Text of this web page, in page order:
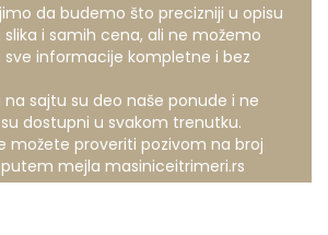
da budemo što precizniji u opisu
slika i samih cena, ali ne možemo
informacije kompletne i bez
na sajtu su deo naše ponude i ne
dostupni u svakom trenutku.
možete proveriti pozivom na broj
mejla masiniceitrimeri.rs